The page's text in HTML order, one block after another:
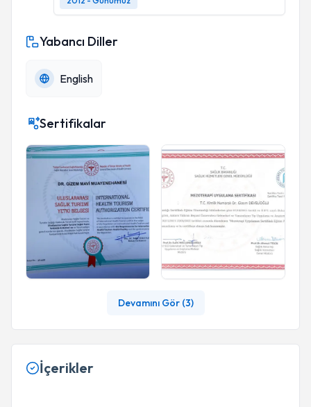
Yabancı Diller
English
Sertifikalar
Devamını Gör (3)
İçerikler